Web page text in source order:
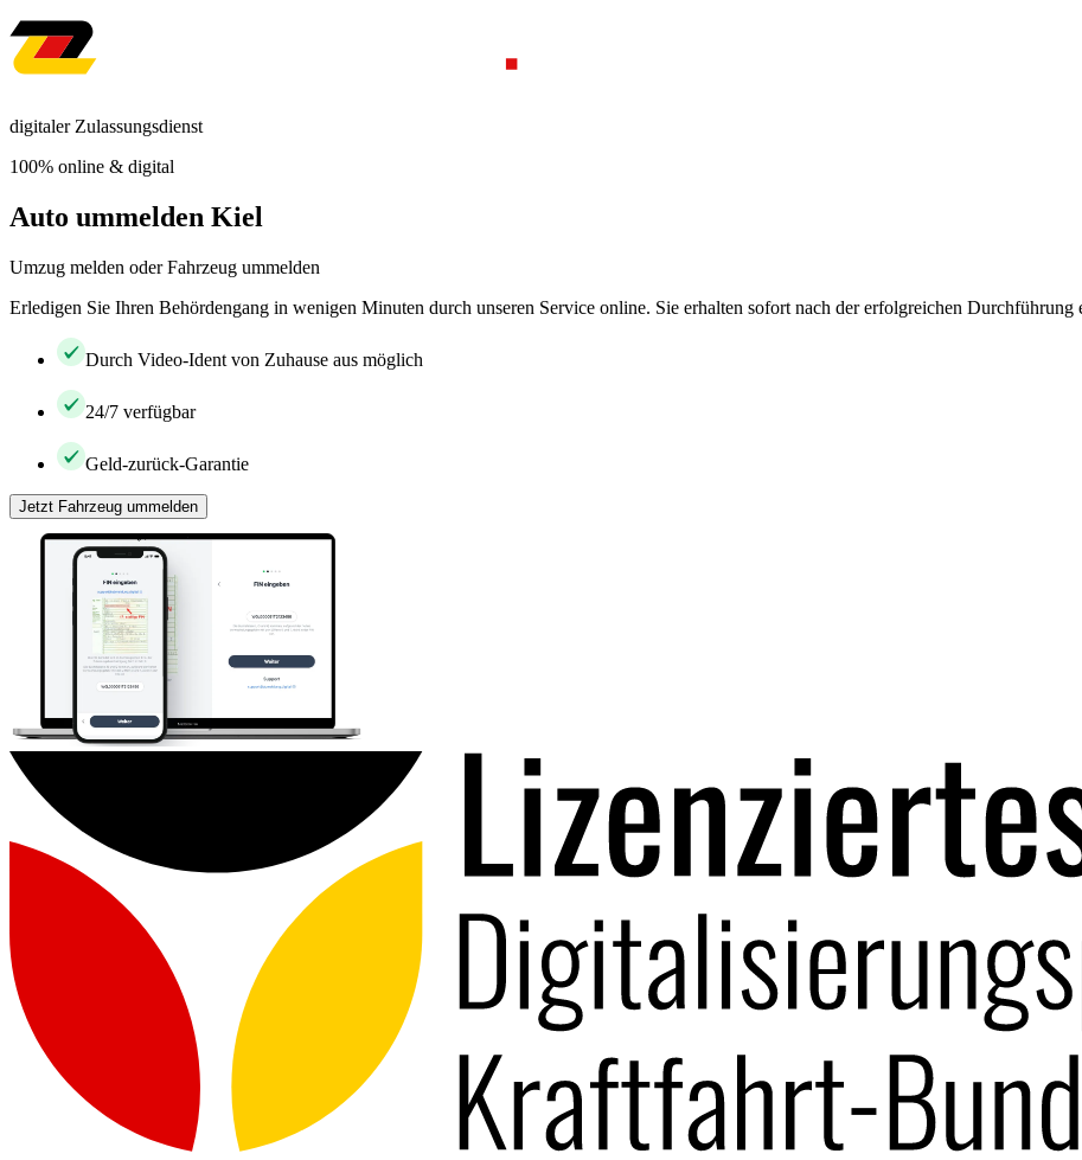
digitaler Zulassungsdienst
100% online & digital
Auto ummelden Kiel
Umzug melden oder Fahrzeug ummelden
Erledigen Sie Ihren Behördengang in wenigen Minuten durch unseren Service online. Sie erhalten sofort nach der erfolgreichen Durchführung
Durch Video-Ident von Zuhause aus möglich
24/7 verfügbar
Geld-zurück-Garantie
Jetzt Fahrzeug ummelden